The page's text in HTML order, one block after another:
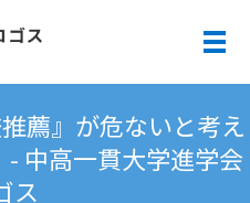
メ
薦』が危ないと考え
中高一貫大学進学会
ス